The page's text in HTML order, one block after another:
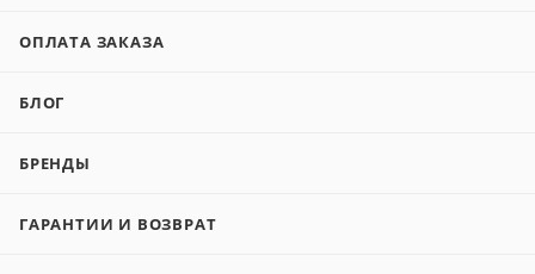
ОПЛАТА ЗАКАЗА
БЛОГ
БРЕНДЫ
ГАРАНТИИ И ВОЗВРАТ